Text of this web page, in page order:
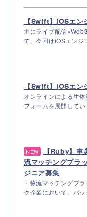
【Swift】iOSエ
主にライブ配信
て、今回はiOSエンジ
【Swift】iOSエ
オンラインによる生
フォームを展開して
NEW
【Ruby】
流マッチングプラ
ジニア募集
・物流マッチングプ
ク企業において、バ